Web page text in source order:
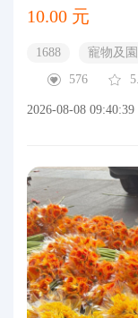
10.00 元
1688 寵物及
576
2026-08-08 09:40:39